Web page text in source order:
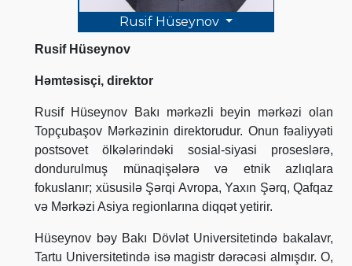
Rusif Hüseynov
Rusif Hüseynov
Həmtəsisçi, direktor
Rusif Hüseynov Bakı mərkəzli beyin mərkəzi olan
Topçubaşov Mərkəzinin direktorudur. Onun fəaliyyəti
postsovet ölkələrindəki sosial-siyasi proseslərə,
dondurulmuş münaqişələrə və etnik azlıqlara
fokuslanır; xüsusilə Şərqi Avropa, Yaxın Şərq, Qafqaz
və Mərkəzi Asiya regionlarına diqqət yetirir.
Hüseynov bəy Bakı Dövlət Universitetində bakalavr,
Tartu Universitetində isə magistr dərəcəsi almışdır. O,